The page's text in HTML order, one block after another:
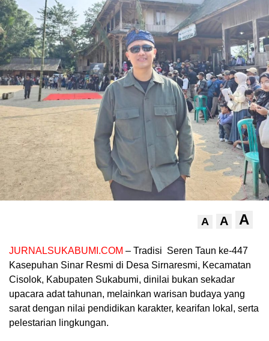
A A A
JURNALSUKABUMI.COM – Tradisi Seren Taun ke-447
Kasepuhan Sinar Resmi di Desa Sirnaresmi, Kecamatan
Cisolok, Kabupaten Sukabumi, dinilai bukan sekadar
upacara adat tahunan, melainkan warisan budaya yang
sarat dengan nilai pendidikan karakter, kearifan lokal, serta
pelestarian lingkungan.